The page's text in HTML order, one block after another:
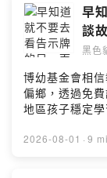
～加入會員，
https://
這一集的想法：
https://
b04vn/
感謝大家的追
https://reurl.cc/
外在FB也有我
https://
早
談
黑色
博幼基金會相
偏鄉，透過免
地區孩子穩定
力。」捐款連
2026-08-01 · 9